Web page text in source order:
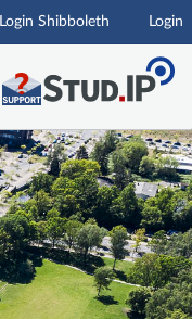
Login Shibboleth Login